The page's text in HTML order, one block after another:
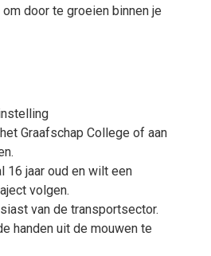
door te groeien binnen je
Graafschap College of aan
16 jaar oud en wilt een
volgen.
van de transportsector.
handen uit de mouwen te